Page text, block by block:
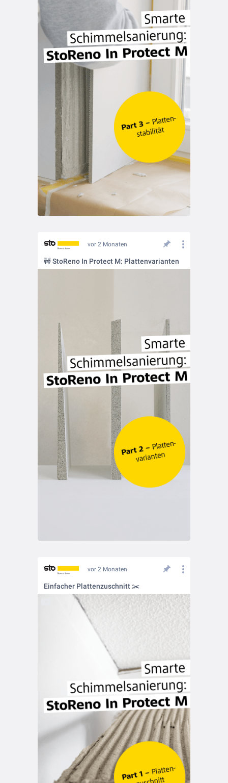
vor 2 Monaten
🚧 StoReno In Protect M: Plattenvarianten
vor 2 Monaten
Einfacher Plattenzuschnitt ✂️